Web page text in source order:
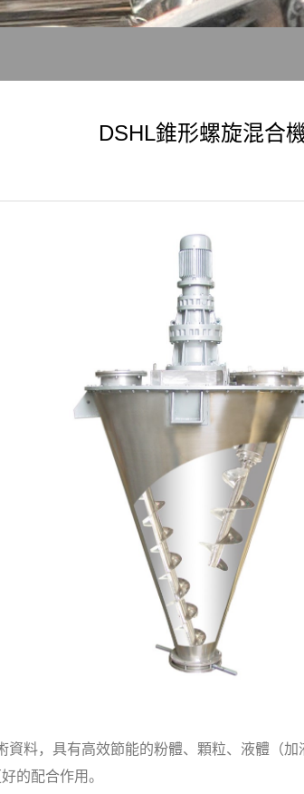
DSHL錐形螺旋混合
，具有高效節能的粉體、顆粒、液體（加
的配合作用。